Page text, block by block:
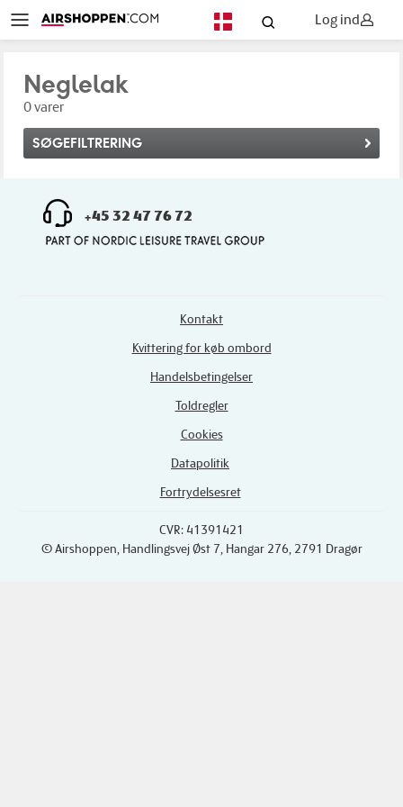
Log ind
Neglelak
0 varer
SØGEFILTRERING
+45 32 47 76 72
Kontakt
Kvittering for køb ombord
Handelsbetingelser
Toldregler
Cookies
Datapolitik
Fortrydelsesret
CVR: 41391421
© Airshoppen , Handlingsvej Øst 7, Hangar 276, 2791 Dragør